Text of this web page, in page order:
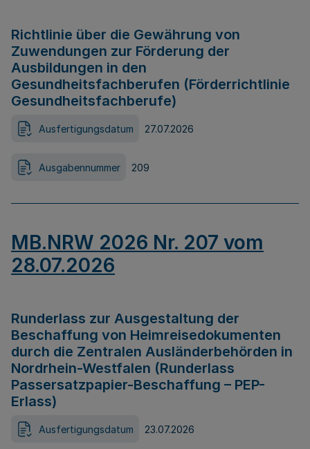
Richtlinie über die Gewährung von
Zuwendungen zur Förderung der
Ausbildungen in den
Gesundheitsfachberufen (Förderrichtlinie
Gesundheitsfachberufe)
Ausfertigungsdatum 27.07.2026
Ausgabennummer 209
MB.NRW 2026 Nr. 207 vom
28.07.2026
Runderlass zur Ausgestaltung der
Beschaffung von Heimreisedokumenten
durch die Zentralen Ausländerbehörden in
Nordrhein-Westfalen (Runderlass
Passersatzpapier-Beschaffung – PEP-
Erlass)
Ausfertigungsdatum 23.07.2026